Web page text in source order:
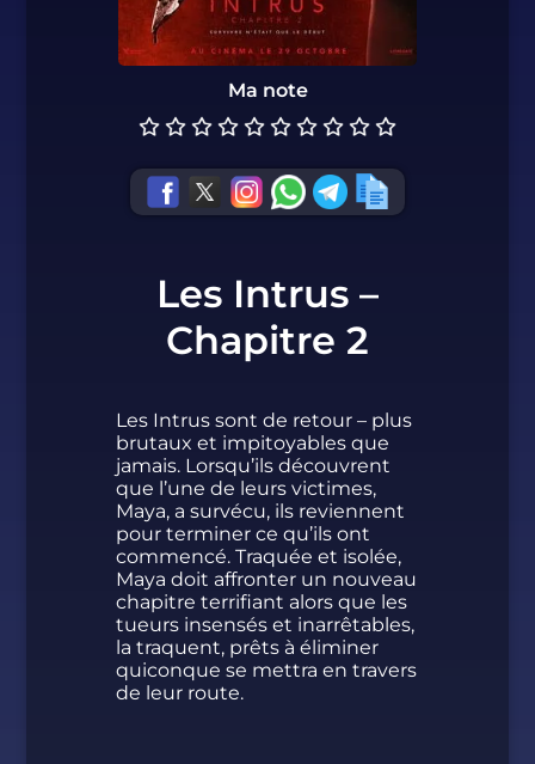
Ma note
Les Intrus –
Chapitre 2
Les Intrus sont de retour – plus
brutaux et impitoyables que
jamais. Lorsqu’ils découvrent
que l’une de leurs victimes,
Maya, a survécu, ils reviennent
pour terminer ce qu’ils ont
commencé. Traquée et isolée,
Maya doit affronter un nouveau
chapitre terrifiant alors que les
tueurs insensés et inarrêtables,
la traquent, prêts à éliminer
quiconque se mettra en travers
de leur route.